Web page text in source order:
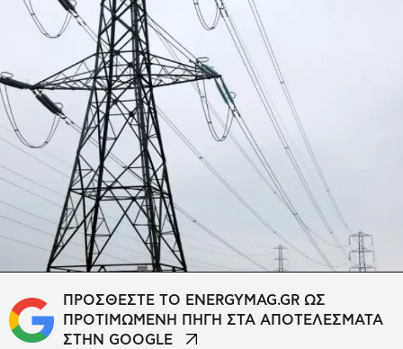
ΠΡΟΣΘΕΣΤΕ ΤΟ ENERGYMAG.GR ΩΣ
ΠΡΟΤΙΜΩΜΕΝΗ ΠΗΓΗ ΣΤΑ ΑΠΟΤΕΛΕΣΜΑΤΑ
ΣΤΗΝ GOOGLE